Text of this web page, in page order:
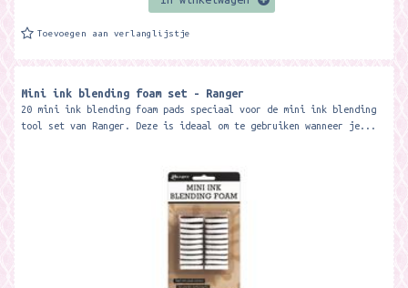
Toevoegen aan verlanglijstje
Mini ink blending foam set - Ranger
20 mini ink blending foam pads speciaal voor de mini ink blending
tool set van Ranger. Deze is ideaal om te gebruiken wanneer je...